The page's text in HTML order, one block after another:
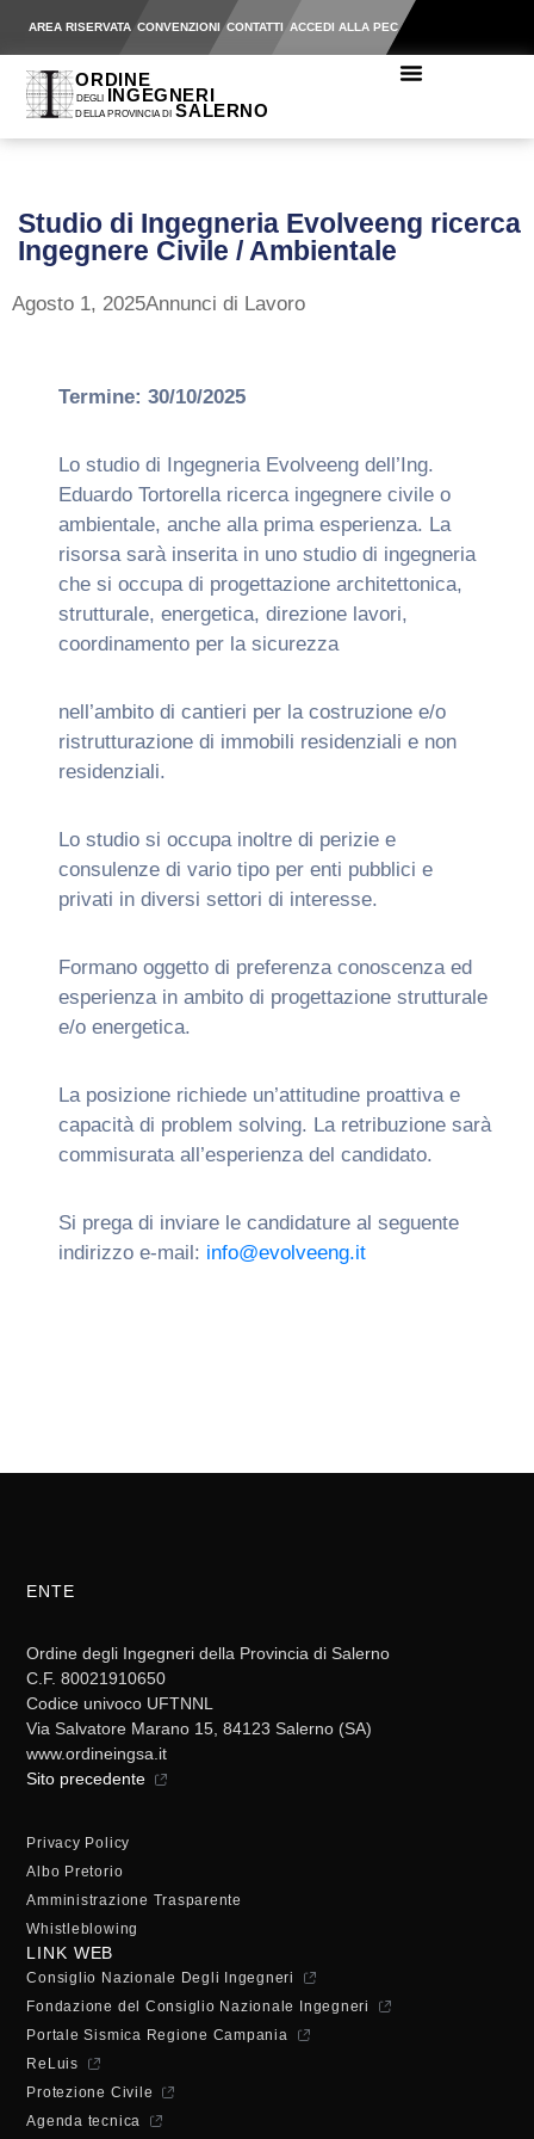
AREA RISERVATA CONVENZIONI CONTATTI ACCEDI ALLA PEC
Studio di Ingegneria Evolveeng ricerca
Ingegnere Civile / Ambientale
Agosto 1, 2025Annunci di Lavoro
Termine: 30/10/2025
Lo studio di Ingegneria Evolveeng dell’Ing.
Eduardo Tortorella ricerca ingegnere civile o
ambientale, anche alla prima esperienza. La
risorsa sarà inserita in uno studio di ingegneria
che si occupa di progettazione architettonica,
strutturale, energetica, direzione lavori,
coordinamento per la sicurezza
nell’ambito di cantieri per la costruzione e/o
ristrutturazione di immobili residenziali e non
residenziali.
Lo studio si occupa inoltre di perizie e
consulenze di vario tipo per enti pubblici e
privati in diversi settori di interesse.
Formano oggetto di preferenza conoscenza ed
esperienza in ambito di progettazione strutturale
e/o energetica.
La posizione richiede un’attitudine proattiva e
capacità di problem solving. La retribuzione sarà
commisurata all’esperienza del candidato.
Si prega di inviare le candidature al seguente
indirizzo e-mail: info@evolveeng.it
ENTE
Ordine degli Ingegneri della Provincia di Salerno
C.F. 80021910650
Codice univoco UFTNNL
Via Salvatore Marano 15, 84123 Salerno (SA)
www.ordineingsa.it
Sito precedente
Privacy Policy
Albo Pretorio
Amministrazione Trasparente
Whistleblowing
LINK WEB
Consiglio Nazionale Degli Ingegneri
Fondazione del Consiglio Nazionale Ingegneri
Portale Sismica Regione Campania
ReLuis
Protezione Civile
Agenda tecnica